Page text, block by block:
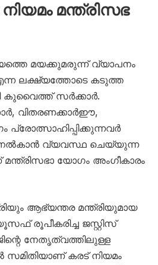
മന്ത്രിസഭ
മയക്കുമരുന്ന് വ്യാപനം
ലക്ഷ്യത്തോടെ കടുത്ത
കുവൈത്ത് സർക്കാർ.
വിതരണക്കാർഈ,
പ്രോത്സാഹിപ്പിക്കുന്നവർ
നൽകാൻ വ്യവസ്ഥ ചെയ്യുന്ന
യോഗം അംഗീകാരം
ആഭ്യന്തര മന്ത്രിയുമായ
രൂപീകരിച്ച ജസ്റ്റിസ്
നേതൃത്വത്തിലുള്ള
കരട് നിയമം